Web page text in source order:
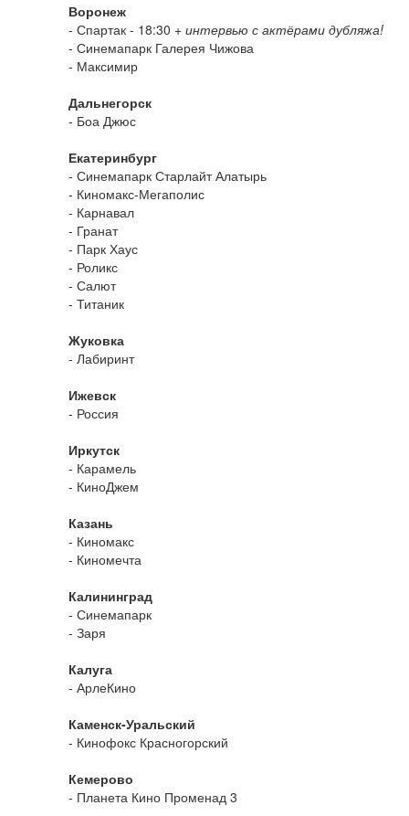
Воронеж
- Спартак - 18:30 + интервью с актёрами дубляжа!
- Синемапарк Галерея Чижова
- Максимир
Дальнегорск
- Боа Джюс
Екатеринбург
- Синемапарк Старлайт Алатырь
- Киномакс-Мегаполис
- Карнавал
- Гранат
- Парк Хаус
- Роликс
- Салют
- Титаник
Жуковка
- Лабиринт
Ижевск
- Россия
Иркутск
- Карамель
- КиноДжем
Казань
- Киномакс
- Киномечта
Калининград
- Синемапарк
- Заря
Калуга
- АрлеКино
Каменск-Уральский
- Кинофокс Красногорский
Кемерово
- Планета Кино Променад 3